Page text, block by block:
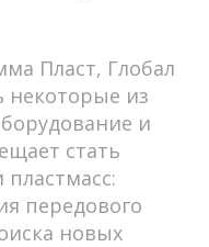
Пласт, Глобал
из
и
стать
передового
новых